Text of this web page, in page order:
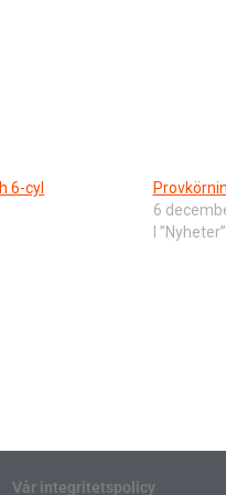
6-cyl
6
I ”Nyheter”
Vår integritetspolicy